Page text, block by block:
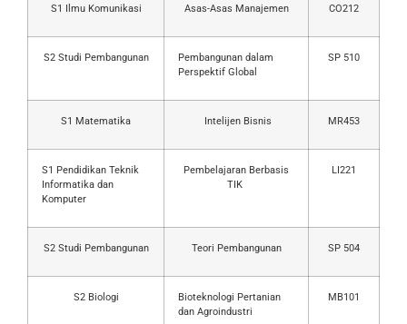
S1 Ilmu Komunikasi Asas-Asas Manajemen CO212
S2 Studi Pembangunan
Pembangunan dalam
Perspektif Global
SP 510
S1 Matematika Intelijen Bisnis MR453
S1 Pendidikan Teknik
Informatika dan
Komputer
Pembelajaran Berbasis
TIK
LI221
S2 Studi Pembangunan Teori Pembangunan SP 504
S2 Biologi
Bioteknologi Pertanian
dan Agroindustri
MB101